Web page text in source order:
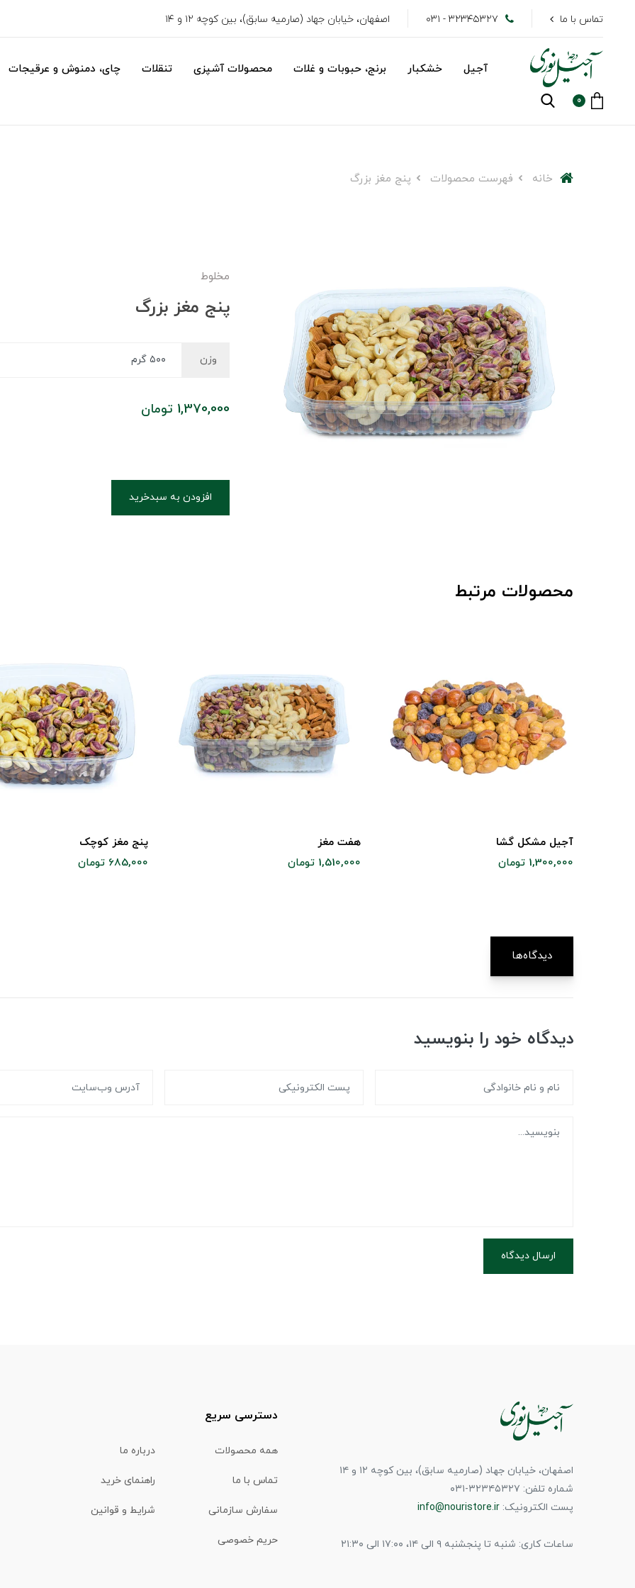
تماس با ما ۳۲۳۴۵۳۲۷ - ۰۳۱ اصفهان، خیابان جهاد (صارمیه سابق)، بین کوچه ۱۲ و ۱۴
آجیل خشکبار برنج، حبوبات و غلات محصولات آشپزی تنقلات چای، دمنوش و عرقیجات
0
خانه فهرست محصولات پنج مغز بزرگ
مخلوط
پنج مغز بزرگ
وزن
1,370,000 تومان
افزودن به سبدخرید
محصولات مرتبط
آجیل مشکل گشا
1,300,000 تومان
هفت مغز
1,510,000 تومان
پنج مغز کوچک
685,000 تومان
دیدگاه‌ها
دیدگاه خود را بنویسید
ارسال دیدگاه
اصفهان، خیابان جهاد (صارمیه سابق)، بین کوچه ۱۲ و ۱۴
شماره تلفن: ۳۲۳۴۵۳۲۷-۰۳۱
پست الکترونیک: info@nouristore.ir
ساعات کاری: شنبه تا پنجشنبه ۹ الی ۱۴، ۱۷:۰۰ الی ۲۱:۳۰
دسترسی سریع
همه محصولات درباره ما
تماس با ما راهنمای خرید
سفارش سازمانی شرایط و قوانین
حریم خصوصی